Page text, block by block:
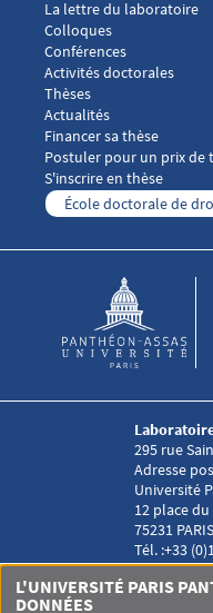
Menu footer Laboratoire
La lettre du laboratoire
Colloques
Conférences
Activités doctorales
Thèses
Menu footer Laboratoire
Actualités
Financer sa thèse
Postuler pour un prix de
S'inscrire en thèse
École doctorale de
295 rue
Adresse
Université
12 place
75231
Tél. :+33
Menu RS
L'UNIVERSITÉ PARIS
DONNÉES